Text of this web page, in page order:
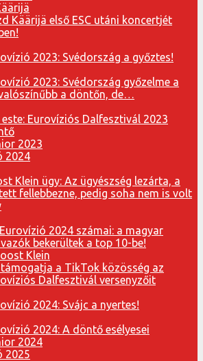
Käärijä első ESC utáni koncertjét
2023: Svédország a győztes!
2023: Svédország győzelme a
a döntőn, de…
este: Eurovíziós Dalfesztivál 2023
2023
2024
Klein ügy: Az ügyészség lezárta, a
fellebbezne, pedig soha nem is volt
2024 számai: a magyar
bekerültek a top 10-be!
támogatja a TikTok közösség az
Dalfesztivál versenyzőit
2024: Svájc a nyertes!
2024: A döntő esélyesei
2024
2025